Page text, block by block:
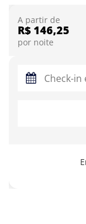
A partir de
R$ 146,25
por noite